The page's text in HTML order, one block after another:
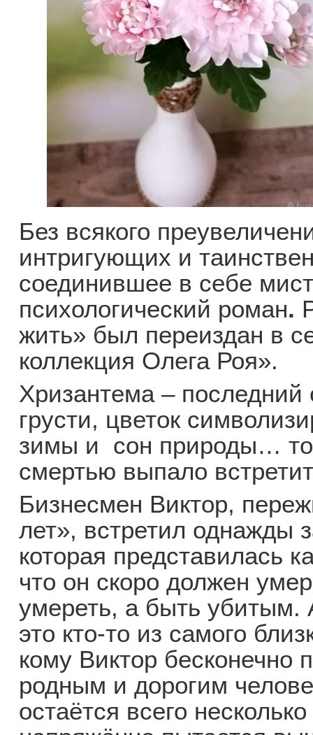
Без всякого
интригующих и
соединившее в себе
психологический роман.
жить» был переиздан в
коллекция Олега Роя».
Хризантема – последний
грусти, цветок
зимы и сон природы… то
смертью выпало
Бизнесмен Виктор,
лет», встретил однажды
которая представилась
что он скоро должен
умереть, а быть убитым.
это кто-то из самого
кому Виктор бесконечно
родным и дорогим
остаётся всего